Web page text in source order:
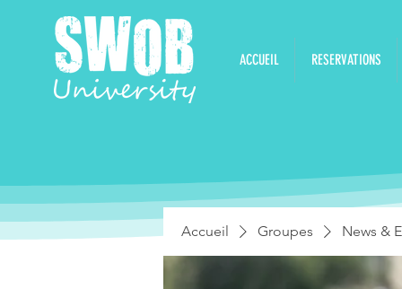
ACCUEIL RESERVATIONS
Accueil Groupes News &